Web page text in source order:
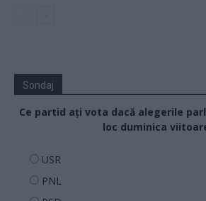
Sondaj
Ce partid ați vota dacă alegerile
loc duminica
USR
PNL